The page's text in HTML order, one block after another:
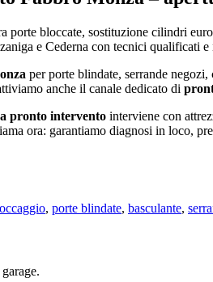
porte bloccate, sostituzione cilindri
e Cederna con tecnici qualificati
per porte blindate, serrande
anche il canale dedicato di
pronto intervento interviene con
ora: garantiamo diagnosi in loco,
, porte blindate, basculante,